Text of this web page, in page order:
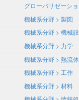
グローバリゼーシ
機械系分野 > 製図
機械系分野 > 機械
機械系分野 > 力学
機械系分野 > 熱流体
機械系分野 > 工作
機械系分野 > 材料